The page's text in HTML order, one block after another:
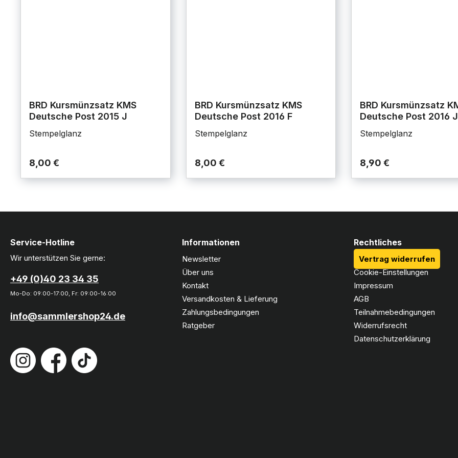
BRD Kursmünzsatz KMS
Deutsche Post 2015 J
Stempelglanz
8,00 €
BRD Kursmünzsatz KMS
Deutsche Post 2016 F
Stempelglanz
8,00 €
BRD Kursmünzsatz
Deutsche Post 2016 J
Stempelglanz
8,90 €
Service-Hotline
Wir unterstützen Sie gerne:
+49 (0)40 23 34 35
Mo-Do: 09:00-17:00, Fr: 09:00-16:00
info@sammlershop24.de
Informationen
Newsletter
Über uns
Kontakt
Versandkosten & Lieferung
Zahlungsbedingungen
Ratgeber
Rechtliches
Vertrag widerrufen
Cookie-Einstellungen
Impressum
AGB
Teilnahmebedingungen
Widerrufsrecht
Datenschutzerklärung